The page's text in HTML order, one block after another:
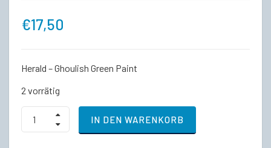
€17,50
Herald – Ghoulish Green Paint
2 vorrätig
Herald
Ghoulish
IN DEN WARENKORB